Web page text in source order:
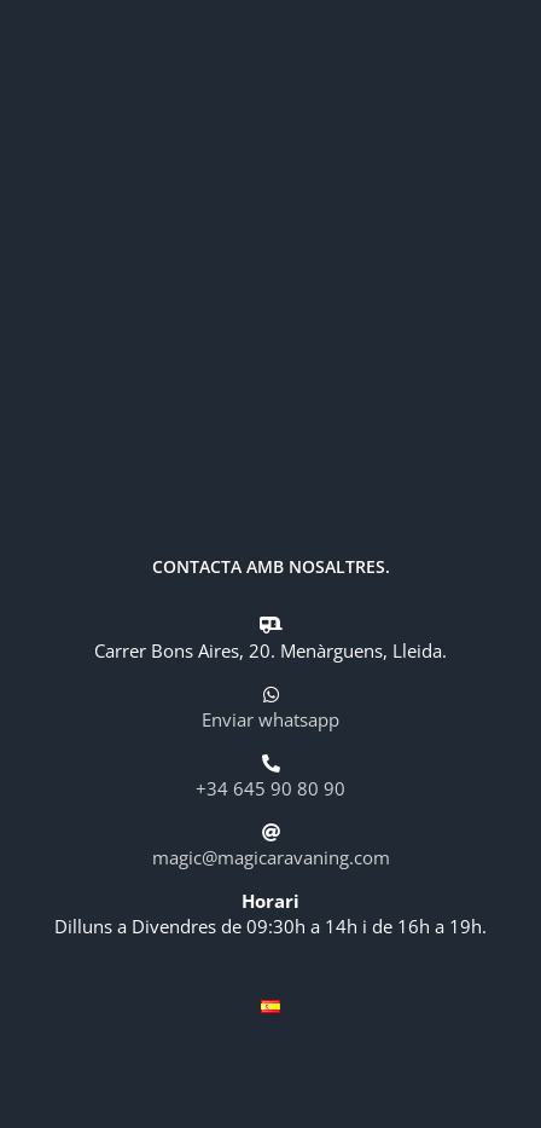
CONTACTA AMB NOSALTRES.
Carrer Bons Aires, 20. Menàrguens, Lleida.
Enviar whatsapp
+34 645 90 80 90
magic@magicaravaning.com
Horari
Dilluns a Divendres de 09:30h a 14h i de 16h a 19h.